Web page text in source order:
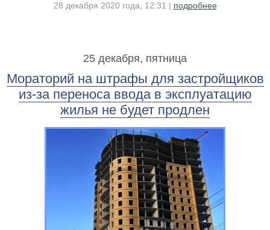
28 декабря 2020 года, 12:31 | подробнее
25 декабря, пятница
Мораторий на штрафы для застройщиков
из-за переноса ввода в эксплуатацию
жилья не будет продлен